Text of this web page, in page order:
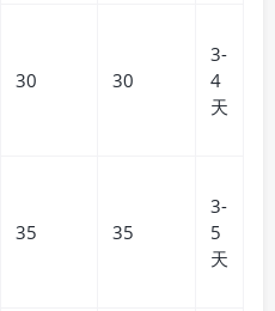
30 30
3-
4
天
35 35
3-
5
天